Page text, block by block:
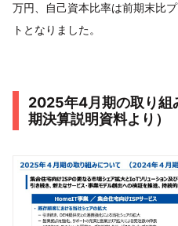
万円、自己資本比率は前期末比
トとなりました。
2025年4月期の取り組
期決算説明資料より）